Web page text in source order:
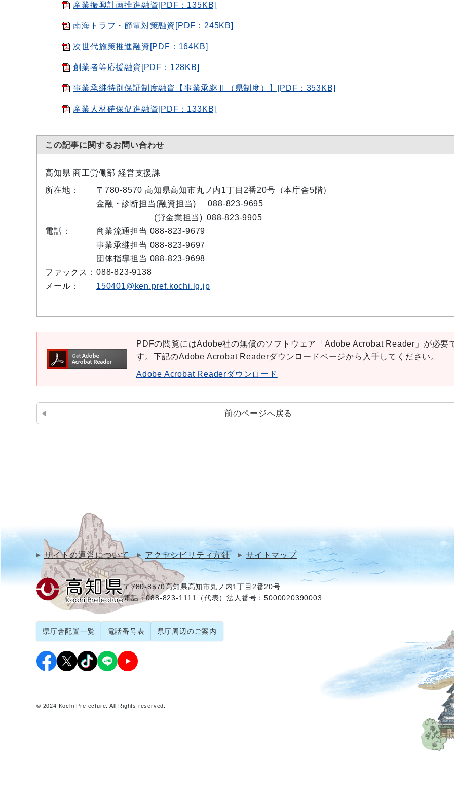
産業振興計画推進融資[PDF：135KB]
南海トラフ・節電対策融資[PDF：245KB]
次世代施策推進融資[PDF：164KB]
創業者等応援融資[PDF：128KB]
事業承継特別保証制度融資【事業承継Ⅱ（県制度）】[PDF：353KB]
産業人材確保促進融資[PDF：133KB]
この記事に関するお問い合わせ
高知県 商工労働部 経営支援課
所在地：
〒780-8570 高知県高知市丸ノ内1丁目2番20号（本庁舎5階）
電話：
金融・診断担当(融資担当)
088-823-9695
(貸金業担当) 088-823-9905
商業流通担当 088-823-9679
事業承継担当 088-823-9697
団体指導担当 088-823-9698
ファックス： 088-823-9138
メール：
150401@ken.pref.kochi.lg.jp
PDFの閲覧にはAdobe社の無償のソフトウェア「Adobe Acrobat Reader」が必要
す。下記のAdobe Acrobat Readerダウンロードページから入手してください。
Adobe Acrobat Readerダウンロード
前のページへ戻る
サイトの運営について アクセシビリティ方針 サイトマップ
〒780-8570高知県高知市丸ノ内1丁目2番20号
電話：088-823-1111（代表）法人番号：5000020390003
県庁舎配置一覧 電話番号表 県庁周辺のご案内
© 2024 Kochi Prefecture. All Rights reserved.